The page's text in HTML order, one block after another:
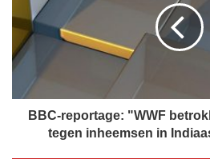
-
r
e
p
r
BBC-reportage: "WWF
tegen inheemsen in